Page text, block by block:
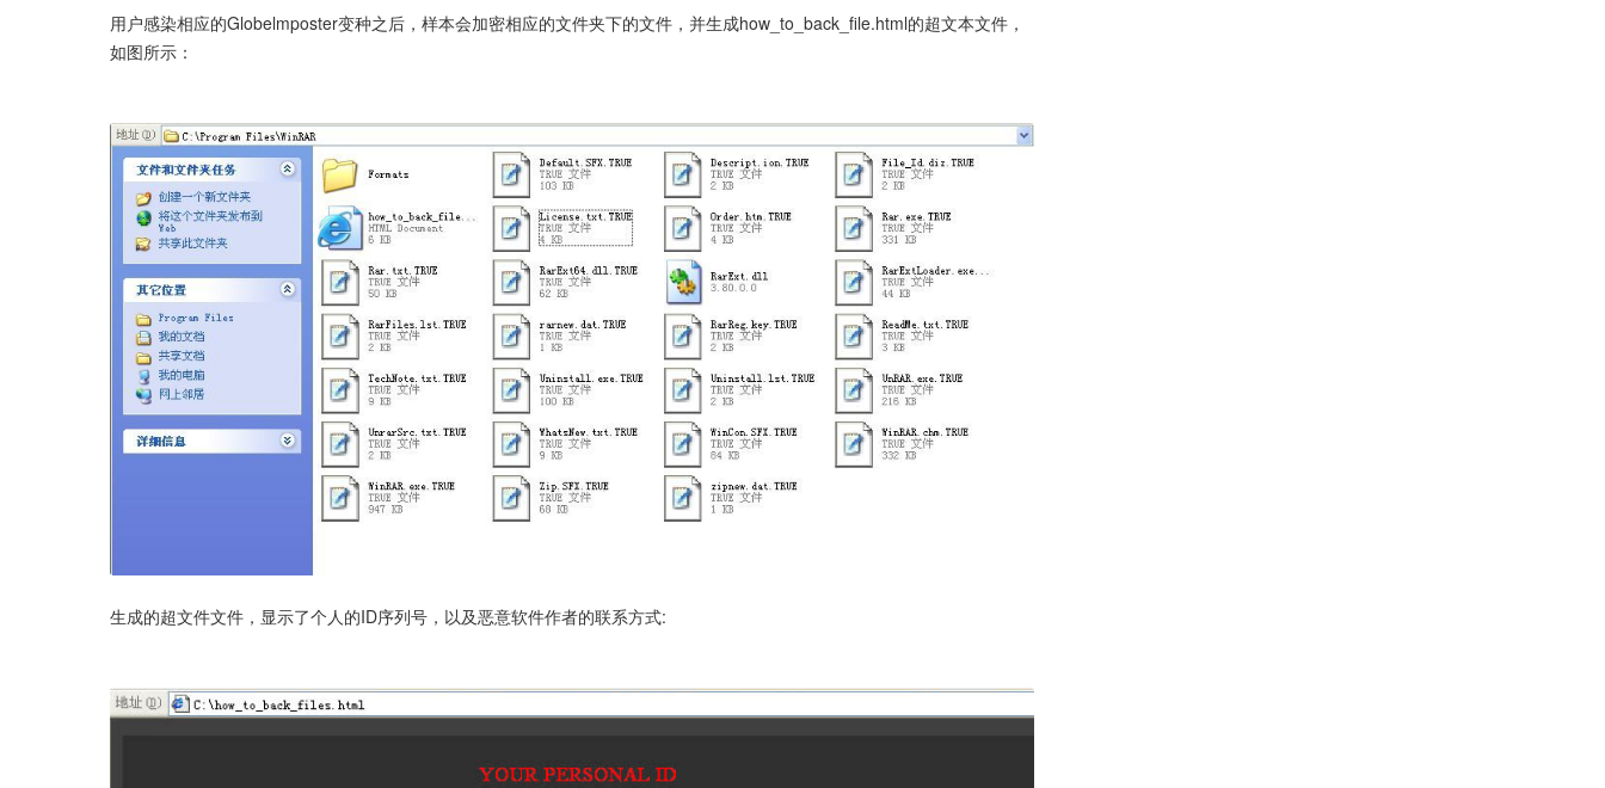
用户感染相应的Globelmposter变种之后，样本会加密相应的文件夹下的文件，并生成how_to_back_file.html的超文本文件，
如图所示：
生成的超文件文件，显示了个人的ID序列号，以及恶意软件作者的联系方式: